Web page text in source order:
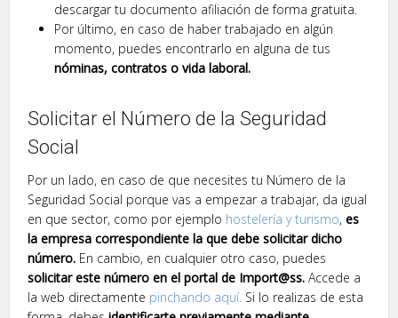
descargar tu documento afiliación de forma gratuita.
Por último, en caso de haber trabajado en algún
momento, puedes encontrarlo en alguna de tus
nóminas, contratos o vida laboral.
Solicitar el Número de la Seguridad
Social
Por un lado, en caso de que necesites tu Número de la
Seguridad Social porque vas a empezar a trabajar, da igual
en que sector, como por ejemplo hostelería y turismo,es
la empresa correspondiente la que debe solicitar dicho
número. En cambio, en cualquier otro caso, puedes
solicitar este número en el portal de Import@ss. Accede a
la web directamente pinchando aquí. Si lo realizas de esta